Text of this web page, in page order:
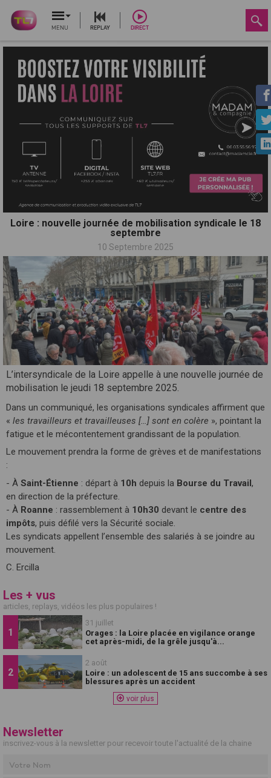
MENU REPLAY DIRECT
Loire : nouvelle journée de mobilisation syndicale le 18
septembre
10 Septembre 2025
L’intersyndicale de la Loire appelle à une nouvelle journée de
mobilisation le jeudi 18 septembre 2025.
Dans un communiqué, les organisations syndicales affirment que
« les travailleurs et travailleuses […] sont en colère », pointant la
fatigue et le mécontentement grandissant de la population.
Le mouvement prendra la forme de grèves et de manifestations
:
- À Saint-Étienne : départ à 10h depuis la Bourse du Travail,
en direction de la préfecture.
- À Roanne : rassemblement à 10h30 devant le centre des
impôts, puis défilé vers la Sécurité sociale.
Les syndicats appellent l’ensemble des salariés à se joindre au
mouvement.
C. Ercilla
Les + vus
articles, replays, vidéos les plus populaires !
31 juillet
Orages : la Loire placée en vigilance orange
cet après-midi, de la grêle jusqu'à...
2 août
Loire : un adolescent de 15 ans succombe à ses
blessures après un accident
voir plus
Newsletter
inscrivez-vous à la newsletter pour recevoir toute l'actualité de la chaine